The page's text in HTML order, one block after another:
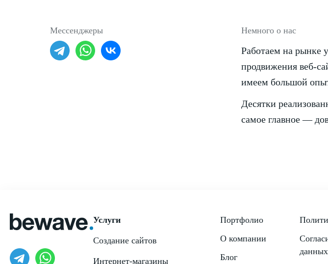
Мессенджеры Немного о нас
Работаем на рынке
продвижения веб-
имеем большой
Десятки
самое главное —
Услуги
Создание сайтов
Интернет-магазины
Портфолио
О компании
Блог
данных